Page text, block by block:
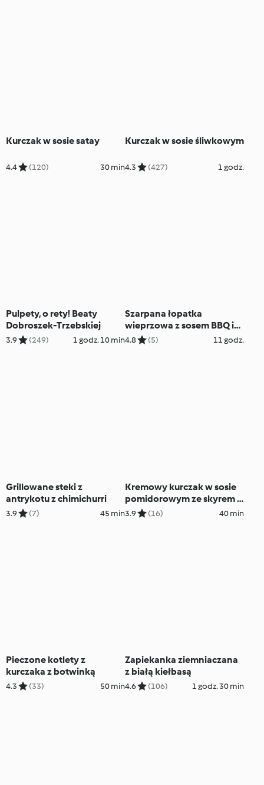
Kurczak w sosie satay
4.4 (120) 30 min
Kurczak w sosie śliwkowym
4.3 (427) 1 godz.
Pulpety, o rety! Beaty
Dobroszek-Trzebskiej
3.9 (249) 1 godz. 10 min
Szarpana łopatka
wieprzowa z sosem BBQ i
cebulą trenera
4.8 (5) 11 godz.
Grillowane steki z
antrykotu z chimichurri
3.9 (7) 45 min
Kremowy kurczak w sosie
pomidorowym ze skyrem i
chlebkami naan
3.9 (16) 40 min
Pieczone kotlety z
kurczaka z botwinką
4.3 (33) 50 min
Zapiekanka ziemniaczana
z białą kiełbasą
4.6 (106) 1 godz. 30 min